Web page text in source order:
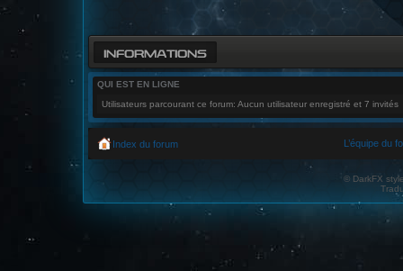
INFORMATIONS
QUI EST EN LIGNE
Utilisateurs parcourant ce forum: Aucun utilisateur enregistré et 7 invités
Index du forum L’équipe du
© DarkFX